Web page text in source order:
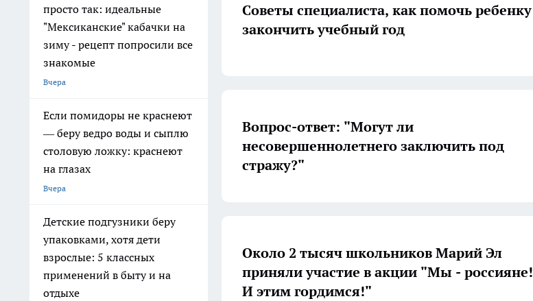
просто так: идеальные
"Мексиканские" кабачки на
зиму - рецепт попросили все
знакомые
Вчера
Если помидоры не краснеют
— беру ведро воды и сыплю
столовую ложку: краснеют
на глазах
Вчера
Детские подгузники беру
упаковками, хотя дети
взрослые: 5 классных
применений в быту и на
отдыхе
Советы специалиста, как помочь ребенку
закончить учебный год
Вопрос-ответ: "Могут ли
несовершеннолетнего заключить под
стражу?"
Около 2 тысяч школьников Марий Эл
приняли участие в акции "Мы - россияне!
И этим гордимся!"